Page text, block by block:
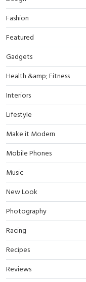
Fashion
Featured
Gadgets
Health &amp; Fitness
Interiors
Lifestyle
Make it Modern
Mobile Phones
Music
New Look
Photography
Racing
Recipes
Reviews